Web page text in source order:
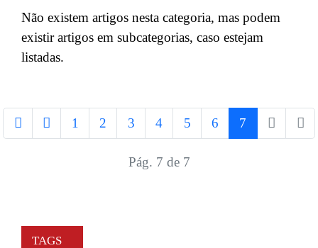
Não existem artigos nesta categoria, mas podem
existir artigos em subcategorias, caso estejam
listadas.
1 2 3 4 5 6 7
Pág. 7 de 7
TAGS